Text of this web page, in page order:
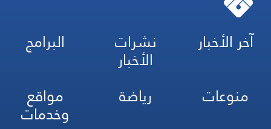
آخر الأخبار نشرات
الأخبار
البرامج
منوعات
رياضة مواقع
وخدمات